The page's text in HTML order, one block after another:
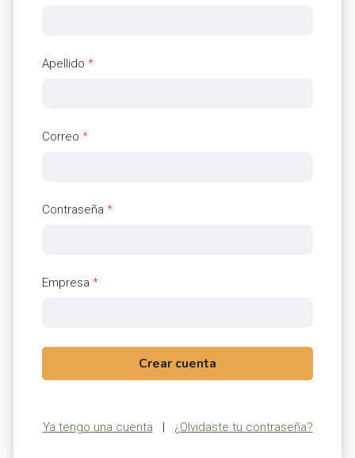
Apellido *
Correo *
Contraseña *
Empresa *
Crear cuenta
Ya tengo una cuenta | ¿Olvidaste tu contraseña?